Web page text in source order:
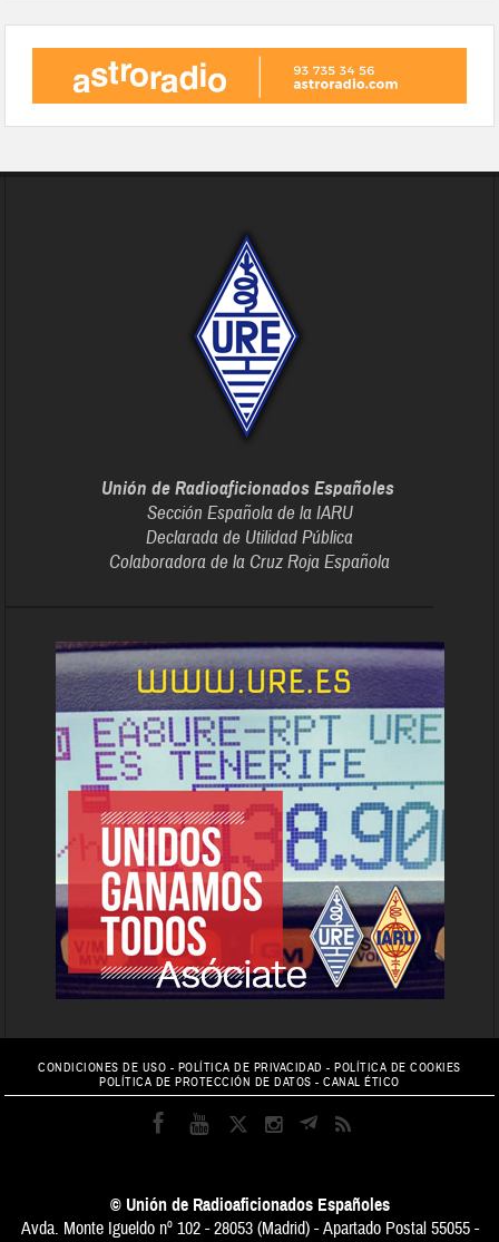
Unión de Radioaficionados Españoles
Sección Española de la IARU
Declarada de Utilidad Pública
Colaboradora de la Cruz Roja Española
CONDICIONES DE USO - POLÍTICA DE PRIVACIDAD -POLÍTICA DE COOKIES
POLÍTICA DE PROTECCIÓN DE DATOS -CANAL ÉTICO
© Unión de Radioaficionados Españoles
Avda. Monte Igueldo nº 102 - 28053 (Madrid) - Apartado Postal 55055 -